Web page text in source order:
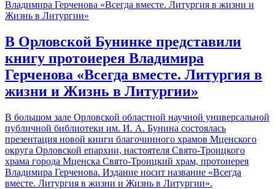
В Орловской Бунинке представили
книгу протоиерея Владимира
Герченова «Всегда вместе. Литургия в
жизни и Жизнь в Литургии»
В большом зале Орловской областной научной универсальной
публичной библиотеки им. И. А. Бунина состоялась
презентация новой книги благочинного храмов Мценского
округа Орловской епархии, настоятеля Свято-Троицкого
храма города Мценска Свято-Троицкий храм, протоиерея
Владимира Герченова. Издание носит название «Всегда
вместе. Литургия в жизни и Жизнь в Литургии».